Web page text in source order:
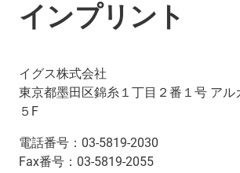
インプリント
イグス株式会社
東京都墨田区錦糸１丁目２番１号 アル
５F
電話番号：03-5819-2030
Fax番号：03-5819-2055